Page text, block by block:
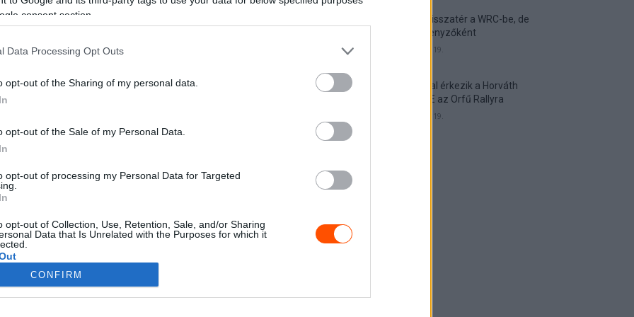
consent section.
Data Processing Opt Outs
opt-out of the Sharing of my personal data.
opt-out of the Sale of my Personal Data.
opt-out of processing my Personal Data for Targeted
opt-out of Collection, Use, Retention, Sale, and/or Sharing
Data that Is Unrelated with the Purposes for which it
CONFIRM
0
Szelep: A csaló 2,5 literes BMW-
Zákányiékat
Munster visszatér a WRC-be, de
nem versenyzőként
2026. április 19.
Hat autóval érkezik a Horváth
Rallye ASE az Orfű Rallyra
2026. április 19.